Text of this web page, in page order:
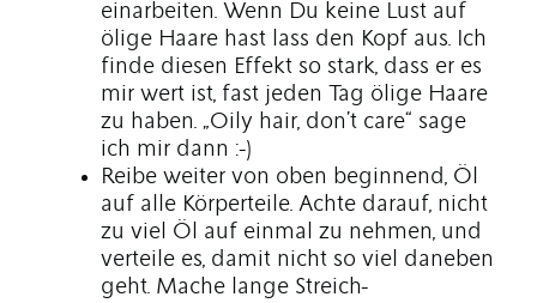
einarbeiten. Wenn Du keine Lust auf
ölige Haare hast lass den Kopf aus. Ich
finde diesen Effekt so stark, dass er es
mir wert ist, fast jeden Tag ölige Haare
zu haben. „Oily hair, don’t care“ sage
ich mir dann :-)
Reibe weiter von oben beginnend, Öl
auf alle Körperteile. Achte darauf, nicht
zu viel Öl auf einmal zu nehmen, und
verteile es, damit nicht so viel daneben
geht. Mache lange Streich-